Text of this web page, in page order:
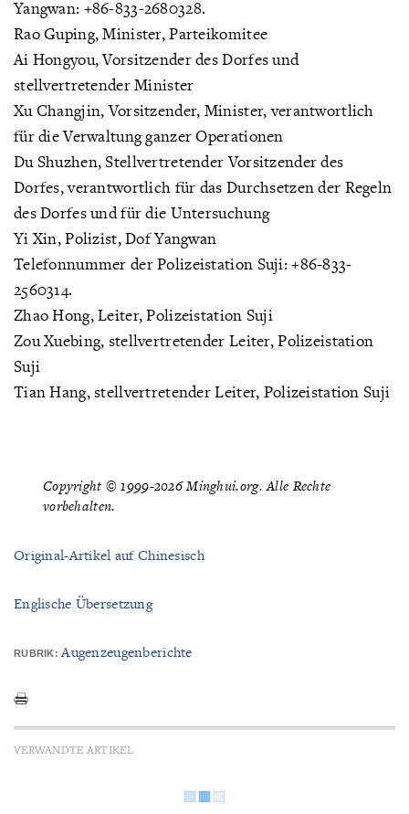
Yangwan: +86-833-2680328.
Rao Guping, Minister, Parteikomitee
Ai Hongyou, Vorsitzender des Dorfes und
stellvertretender Minister
Xu Changjin, Vorsitzender, Minister, verantwortlich
für die Verwaltung ganzer Operationen
Du Shuzhen, Stellvertretender Vorsitzender des
Dorfes, verantwortlich für das Durchsetzen der Regeln
des Dorfes und für die Untersuchung
Yi Xin, Polizist, Dof Yangwan
Telefonnummer der Polizeistation Suji: +86-833-
2560314.
Zhao Hong, Leiter, Polizeistation Suji
Zou Xuebing, stellvertretender Leiter, Polizeistation
Suji
Tian Hang, stellvertretender Leiter, Polizeistation Suji
Copyright © 1999-2026 Minghui.org. Alle Rechte
vorbehalten.
Original-Artikel auf Chinesisch
Englische Übersetzung
RUBRIK:Augenzeugenberichte
VERWANDTE ARTIKEL